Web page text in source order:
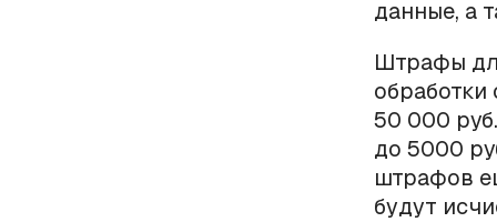
данные, а
Штрафы
обработки
50 000
до 5000
штрафов
будут